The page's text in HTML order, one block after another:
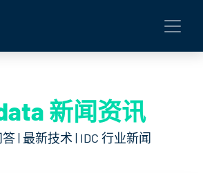
新闻资讯
| 最新技术 | IDC 行业新闻